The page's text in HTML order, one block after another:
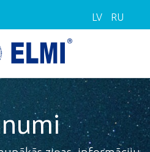
LV RU